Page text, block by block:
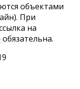
объектами
При
на
обязательна.